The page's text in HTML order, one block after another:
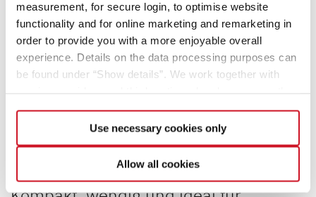
measurement, for secure login, to optimise website
functionality and for online marketing and remarketing in
order to provide you with a more enjoyable overall
experience. Details on the data processing purposes can
be found under “Show details”. We work together with
data for their own purposes and merge it with other data if
necessary. If you click the “Allow cookies” button or
select individual cookies in the detailed view, you provide
your consent to the processing of your data for the
and not required to use our website. You can view your
Allow all cookies
Use necessary cookies only
Globebus Active: